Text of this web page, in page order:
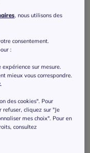
, nous utilisons des
consentement.
:
sur mesure.
mieux vous correspondre.
.
des cookies". Pour
cliquez sur "Je
mes choix". Pour en
consultez